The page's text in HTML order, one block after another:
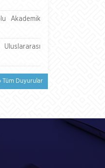
Akademik
Tüm Duyurular